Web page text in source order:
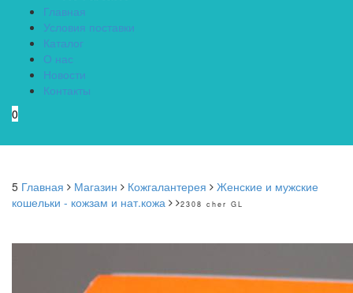
Главная
Условия поставки
Каталог
О нас
Новости
Контакты
0
5 Главная Магазин Кожгалантерея
Женские и мужские
кошельки - кожзам и нат.кожа
2308 cher GL